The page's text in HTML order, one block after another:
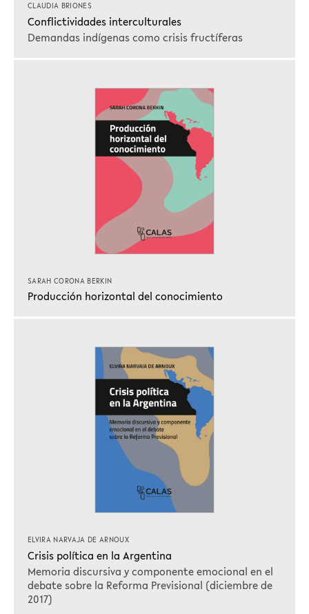
CLAUDIA BRIONES
Conflictividades interculturales
Demandas indígenas como crisis fructíferas
SARAH CORONA BERKIN
Producción horizontal del conocimiento
ELVIRA NARVAJA DE ARNOUX
Crisis política en la Argentina
Memoria discursiva y componente emocional en el
debate sobre la Reforma Previsional (diciembre de
2017)